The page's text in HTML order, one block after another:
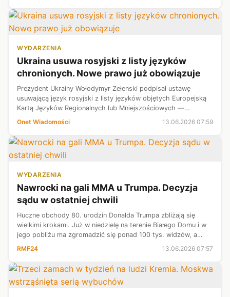
WYDARZENIA
Ukraina usuwa rosyjski z listy języków
chronionych. Nowe prawo już obowiązuje
Prezydent Ukrainy Wołodymyr Zełenski podpisał ustawę
usuwającą język rosyjski z listy języków objętych Europejską
Kartą Języków Regionalnych lub Mniejszościowych —
poinformował przewodniczący Rady Najwyższej Ukrainy
Onet Wiadomości 13.06.2026 07:59
WYDARZENIA
Nawrocki na gali MMA u Trumpa. Decyzja
sądu w ostatniej chwili
Huczne obchody 80. urodzin Donalda Trumpa zbliżają się
wielkimi krokami. Już w niedzielę na terenie Białego Domu i w
jego pobliżu ma zgromadzić się ponad 100 tys. widzów, a
jednym z gości będzie prezydent Karol Nawrocki. W piątek
RMF24 13.06.2026 07:57